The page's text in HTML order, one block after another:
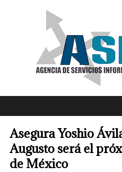
Asegura Yoshio
Augusto será el
de México